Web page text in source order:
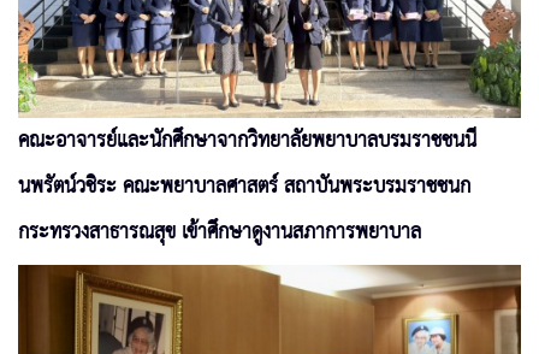
คณะอาจารย์และนักศึกษาจากวิทยาลัยพยาบาลบรมราชชนนี
นพรัตน์วชิระ คณะพยาบาลศาสตร์ สถาบันพระบรมราชชนก
กระทรวงสาธารณสุข เข้าศึกษาดูงานสภาการพยาบาล